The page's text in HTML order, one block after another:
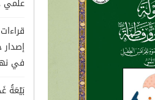
علمي
في
بَيْعَةُ